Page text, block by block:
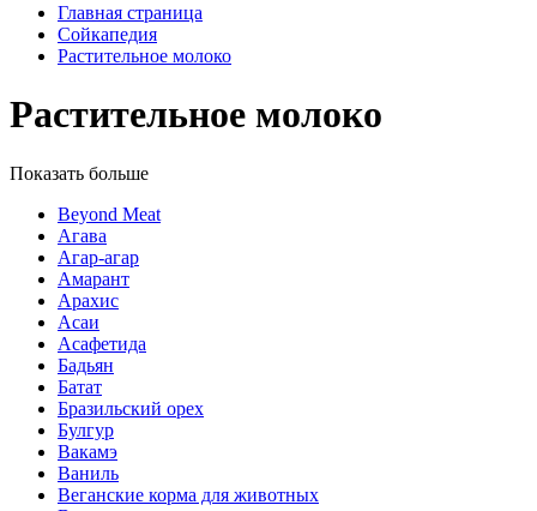
Главная страница
Сойкапедия
Растительное молоко
Растительное молоко
Показать больше
Beyond Meat
Агава
Агар-агар
Амарант
Арахис
Асаи
Асафетида
Бадьян
Батат
Бразильский орех
Булгур
Вакамэ
Ваниль
Веганские корма для животных